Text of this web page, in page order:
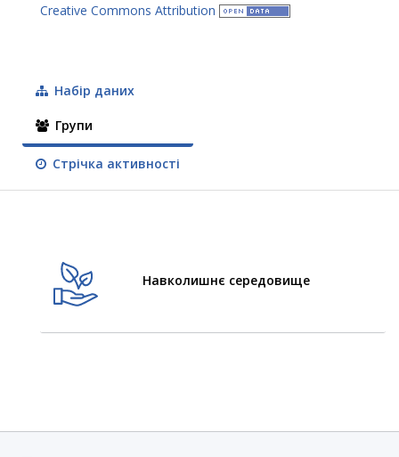
Creative Commons Attribution
Набір даних
Групи
Стрічка активності
Навколишнє середовище